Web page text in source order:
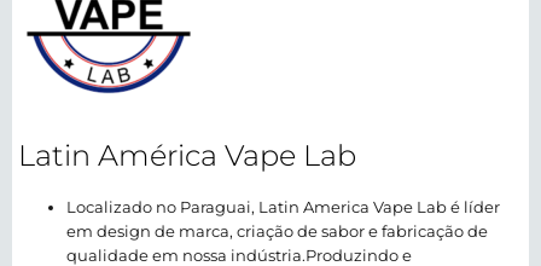
Latin América Vape Lab
Localizado no Paraguai, Latin America Vape Lab é líder
em design de marca, criação de sabor e fabricação de
qualidade em nossa indústria.Produzindo e